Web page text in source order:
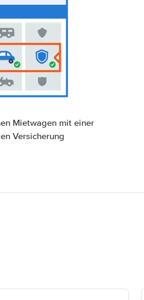
Mietwagen mit einer
Versicherung